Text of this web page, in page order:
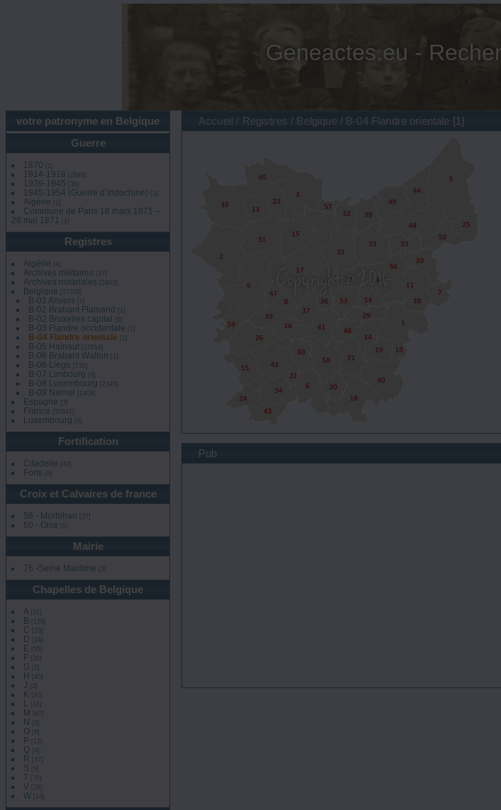
Geneactes.eu -
votre patronyme en Belgique
Guerre
1870 [1]
1914-1918 [2846]
1939-1945 [36]
1945-1954 (Guerre d’Indochine) [1]
Algérie [1]
Commune de Paris 18 mars 1871 –
28 mai 1871
[1]
Registres
Algérie [4]
Archives militaires [37]
Archives notariales [2403]
Belgique [17319]
B-01 Anvers [1]
B-02 Brabant Flamand [1]
B-02 Bruxelles capital [6]
B-03 Flandre occidentale [1]
B-04 Flandre orientale [1]
B-05 Hainaut [12814]
B-06 Brabant Wallon [1]
B-06 Liege [736]
B-07 Limbourg [4]
B-08 Luxembourg [2345]
B-09 Namur [1408]
Espagne [3]
France [57841]
Luxembourg [3]
Fortification
Citadelle [40]
Forts [8]
Croix et Calvaires de france
56 - Morbihan [27]
60 - Oise [1]
Mairie
76 -Seine Maritime [3]
Chapelles de Belgique
A [32]
B [139]
C [33]
D [24]
E [55]
F [30]
G [2]
H [45]
J [3]
K [20]
L [16]
M [47]
N [3]
O [9]
P [12]
Q [4]
R [37]
S [9]
T [70]
V [28]
W [14]
Accueil / Registres / Belgique / B-04 Flandre orientale 1
b-flandre orientale
vue 884 fois
Pub